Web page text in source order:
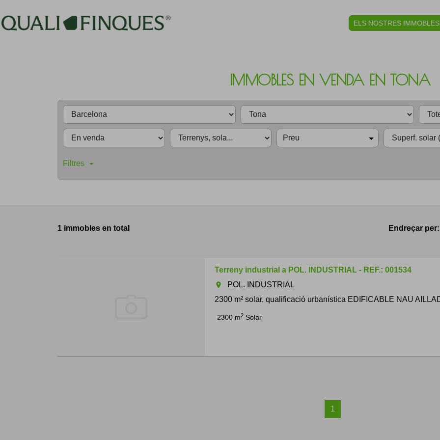
ELS NOSTRES IMMOBLES
IMMOBLES EN VENDA EN TONA
Preu
Filtres
1 immobles en total Endreçar per:
Terreny industrial a POL. INDUSTRIAL - REF.: 001534
room
POL. INDUSTRIAL
2300 m² solar, qualificació urbanística EDIFICABLE NAU
2300 m2 Solar
1